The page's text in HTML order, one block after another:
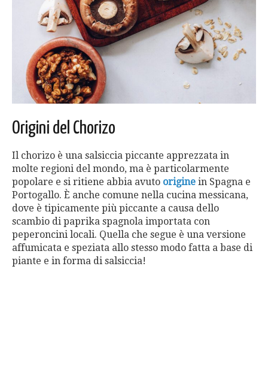
Origini del Chorizo
Il chorizo ​​​​è una salsiccia piccante apprezzata in
molte regioni del mondo, ma è particolarmente
popolare e si ritiene abbia avuto origine in Spagna e
Portogallo. È anche comune nella cucina messicana,
dove è tipicamente più piccante a causa dello
scambio di paprika spagnola importata con
peperoncini locali. Quella che segue è una versione
affumicata e speziata allo stesso modo fatta a base di
piante e in forma di salsiccia!